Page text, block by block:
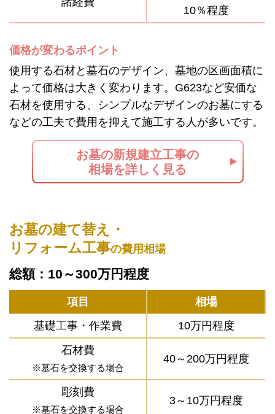
10％程度
価格が変わるポイント
使用する石材と墓石のデザイン、墓地の区画面積に
よって価格は大きく変わります。G623など安価な
石材を使用する、シンプルなデザインのお墓にする
などの工夫で費用を抑えて施工する人が多いです。
お墓の新規建立工事の
相場を詳しく見る
お墓の建て替え・
リフォーム工事の費用相場
総額：10～300万円程度
項目
相場
基礎工事・作業費
10万円程度
石材費
※墓石を交換する場合
40～200万円程度
彫刻費
※墓石を交換する場合
3～10万円程度